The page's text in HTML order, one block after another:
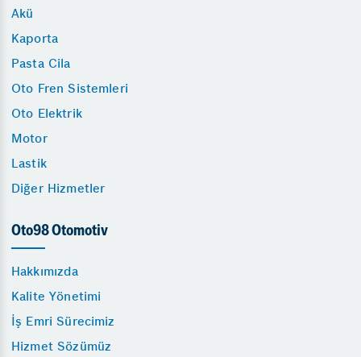
Akü
Kaporta
Pasta Cila
Oto Fren Sistemleri
Oto Elektrik
Motor
Lastik
Diğer Hizmetler
Oto98 Otomotiv
Hakkımızda
Kalite Yönetimi
İş Emri Sürecimiz
Hizmet Sözümüz